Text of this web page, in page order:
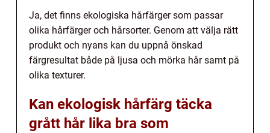
Ja, det finns ekologiska hårfärger som passar
olika hårfärger och hårsorter. Genom att välja rätt
produkt och nyans kan du uppnå önskad
färgresultat både på ljusa och mörka hår samt på
olika texturer.
Kan ekologisk hårfärg täcka
grått hår lika bra som